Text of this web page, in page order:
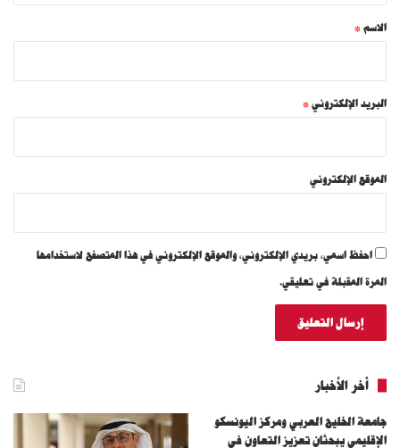
*
الاسم *
البريد الإلكتروني *
الموقع الإلكتروني
احفظ اسمي، بريدي الإلكتروني، والموقع الإلكتروني في هذا المتصفح لاستخدامها
المرة المقبلة في تعليقي.
أخر الأخبار
جامعة الخليج العربي ومركز اليونسكو
الإقليمي يبحثان تعزيز التعاون في